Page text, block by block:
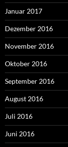
Januar 2017
Dezember 2016
November 2016
Oktober 2016
September 2016
August 2016
Juli 2016
Juni 2016